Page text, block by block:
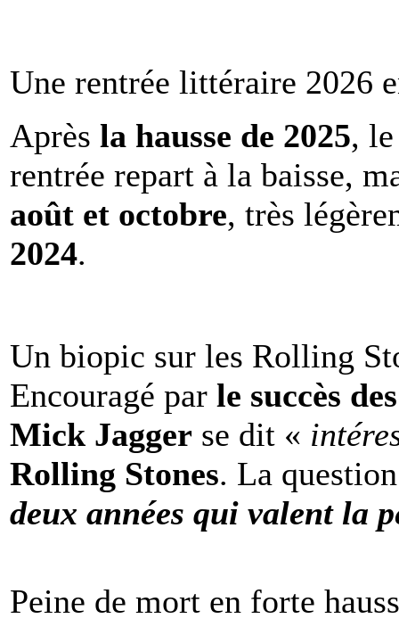
Une rentrée littéraire 2026
Après la hausse de 2025,
rentrée repart à la baisse,
août et octobre, très
2024.
Un biopic sur les Rolling
Encouragé par le succès
Mick Jagger se dit «
Rolling Stones. La
deux années qui valent la
Peine de mort en forte